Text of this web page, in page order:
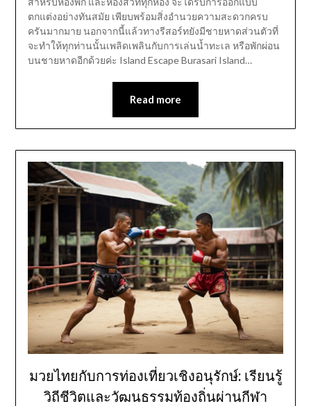
ตกแต่งอย่างทันสมัย เพียบพร้อมสิ่งอำนวยความสะดวกครบ
ครันมากมาย นอกจากนี้แล้วทางรีสอร์ทยังมีชายหาดส่วนตัวที่
จะทำให้ทุกท่านนั้นเพลิดเพลินกับการเล่นน้ำทะเล หรือพักผ่อน
บนชายหาดอีกด้วยค่ะ Island Escape Burasari Island…
Read more
มวยไทยกับการท่องเที่ยวเชิงอนุรักษ์: เรียนรู้
วิถีชีวิตและวัฒนธรรมท้องถิ่นผ่านกีฬา